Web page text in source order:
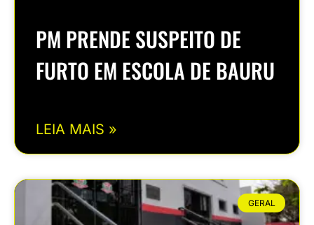
PM PRENDE SUSPEITO DE
FURTO EM ESCOLA DE BAURU
LEIA MAIS »
GERAL